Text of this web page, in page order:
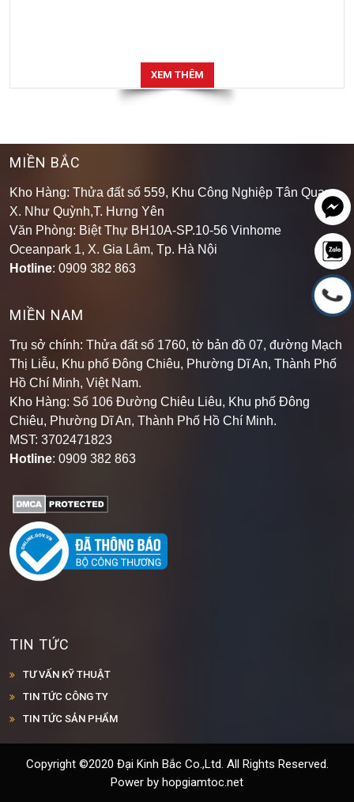
XEM THÊM
MIỀN BẮC
Kho Hàng: Thửa đất số 559, Khu Công Nghiệp Tân Quang,
X. Như Quỳnh,T. Hưng Yên
Văn Phòng: Biệt Thự BH10A-SP.10-56 Vinhome
Oceanpark 1, X. Gia Lâm, Tp. Hà Nội
Hotline: 0909 382 863
MIỀN NAM
Trụ sở chính: Thửa đất số 1760, tờ bản đồ 07, đường Mạch
Thị Liễu, Khu phố Đông Chiêu, Phường Dĩ An, Thành Phố
Hồ Chí Minh, Việt Nam.
Kho Hàng: Số 106 Đường Chiêu Liêu, Khu phố Đông
Chiêu, Phường Dĩ An, Thành Phố Hồ Chí Minh.
MST: 3702471823
Hotline: 0909 382 863
TIN TỨC
TƯ VẤN KỸ THUẬT
TIN TỨC CÔNG TY
TIN TỨC SẢN PHẨM
Copyright ©2020 Đại Kinh Bắc Co.,Ltd. All Rights Reserved.
Power by hopgiamtoc.net